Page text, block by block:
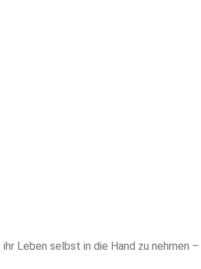
Leben selbst in die Hand zu nehmen